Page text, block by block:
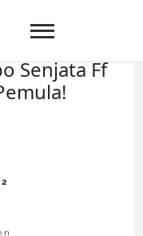
Senjata Ff